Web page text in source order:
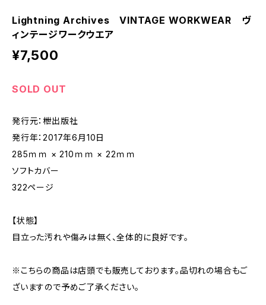
Lightning Archives VINTAGE WORKWEAR ヴ
ィンテージワークウエア
¥7,500
SOLD OUT
発行元：枻出版社
発行年：2017年6月10日
285ｍｍ × 210ｍｍ × 22ｍｍ
ソフトカバー
322ページ
【状態】
目立った汚れや傷みは無く、全体的に良好です。
※こちらの商品は店頭でも販売しております。品切れの場合もご
ざいますので予めご了承ください。